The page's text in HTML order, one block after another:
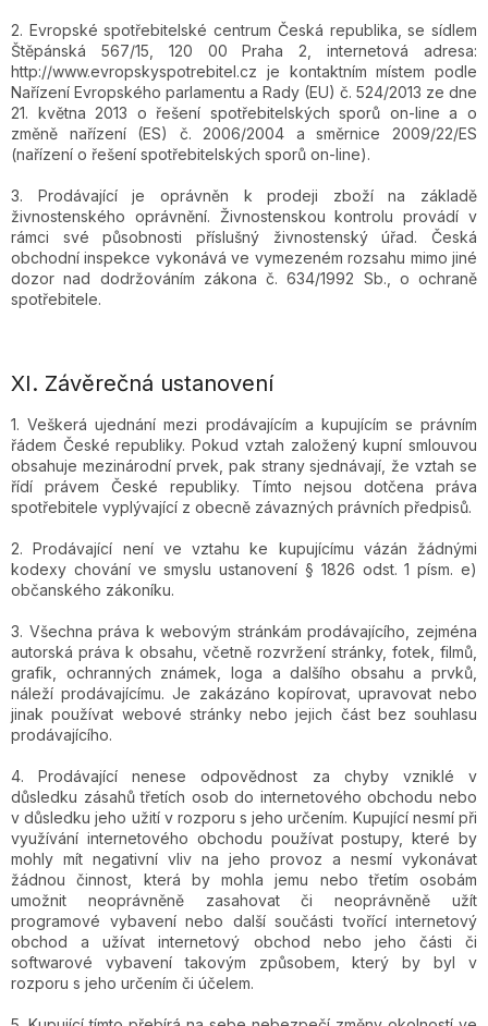
2. Evropské spotřebitelské centrum Česká republika, se sídlem
Štěpánská 567/15, 120 00 Praha 2, internetová adresa:
http://www.evropskyspotrebitel.cz je kontaktním místem podle
Nařízení Evropského parlamentu a Rady (EU) č. 524/2013 ze dne
21. května 2013 o řešení spotřebitelských sporů on-line a o
změně nařízení (ES) č. 2006/2004 a směrnice 2009/22/ES
(nařízení o řešení spotřebitelských sporů on-line).
3. Prodávající je oprávněn k prodeji zboží na základě
živnostenského oprávnění. Živnostenskou kontrolu provádí v
rámci své působnosti příslušný živnostenský úřad. Česká
obchodní inspekce vykonává ve vymezeném rozsahu mimo jiné
dozor nad dodržováním zákona č. 634/1992 Sb., o ochraně
spotřebitele.
XI. Závěrečná ustanovení
1. Veškerá ujednání mezi prodávajícím a kupujícím se právním
řádem České republiky. Pokud vztah založený kupní smlouvou
obsahuje mezinárodní prvek, pak strany sjednávají, že vztah se
řídí právem České republiky. Tímto nejsou dotčena práva
spotřebitele vyplývající z obecně závazných právních předpisů.
2. Prodávající není ve vztahu ke kupujícímu vázán žádnými
kodexy chování ve smyslu ustanovení § 1826 odst. 1 písm. e)
občanského zákoníku.
3. Všechna práva k webovým stránkám prodávajícího, zejména
autorská práva k obsahu, včetně rozvržení stránky, fotek, filmů,
grafik, ochranných známek, loga a dalšího obsahu a prvků,
náleží prodávajícímu. Je zakázáno kopírovat, upravovat nebo
jinak používat webové stránky nebo jejich část bez souhlasu
prodávajícího.
4. Prodávající nenese odpovědnost za chyby vzniklé v
důsledku zásahů třetích osob do internetového obchodu nebo
v důsledku jeho užití v rozporu s jeho určením. Kupující nesmí při
využívání internetového obchodu používat postupy, které by
mohly mít negativní vliv na jeho provoz a nesmí vykonávat
žádnou činnost, která by mohla jemu nebo třetím osobám
umožnit neoprávněně zasahovat či neoprávněně užít
programové vybavení nebo další součásti tvořící internetový
obchod a užívat internetový obchod nebo jeho části či
softwarové vybavení takovým způsobem, který by byl v
rozporu s jeho určením či účelem.